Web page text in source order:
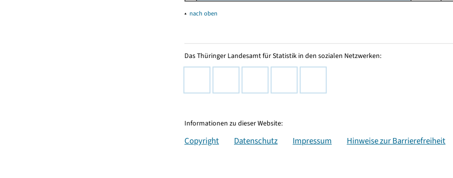
▴ nach oben
Das Thüringer Landesamt für Statistik in den sozialen Netzwerken:
Informationen zu dieser Website:
Copyright Datenschutz Impressum Hinweise zur Barrierefreiheit